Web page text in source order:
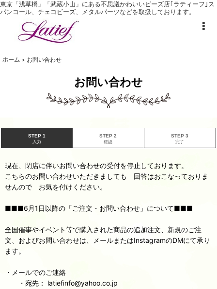
東京「浅草橋」「武蔵小山」にある不思議かわいいビーズ店｢ラティーフ｣ ス
パンコール、チェコビーズ、メタルパーツなどを取扱しております。
ホーム > お問い合わせ
お問い合わせ
STEP 1
入力
STEP 2
確認
STEP 3
完了
現在、閉店に伴いお問い合わせの受付を停止しております。
こちらのお問い合わせいただきましても 回答はおこなっておりま
せんので お気を付けください。
■■■6月1日以降の「ご注文・お問い合わせ」について■■■
全国催事やイベント等で購入された商品の追加注文、新規のご注
文、およびお問い合わせは、メールまたはInstagramのDMにて承り
ます。
・メールでのご連絡
・宛先： latiefinfo@yahoo.co.jp